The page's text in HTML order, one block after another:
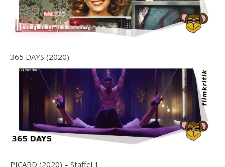
365 DAYS (2020)
PICARD (2020) – Staffel 1